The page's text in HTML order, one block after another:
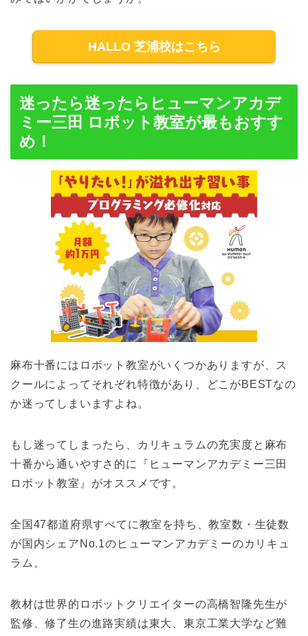
HALLO 芝浦校はこちら
迷ったら迷ったらヒューマンアカデ
ミー三田 ロボット教室が最もおすす
め！
麻布十番にはロボット教室がいくつかありますが、ス
クールによってそれぞれ特徴があり、どこがBESTなの
か迷ってしまいますよね。
もし迷ってしまったら、カリキュラムの充実度と麻布
十番から通いやすさ的に『ヒューマンアカデミー三田
ロボット教室』がオススメです。
全国47都道府県すべてに教室を持ち、教室数・生徒数
が国内シェアNo.1のヒューマンアカデミーのカリキュ
ラム。
教材は世界的ロボットクリエイターの高橋智隆先生が
監修、修了生の進路実績は東大、東京工業大学など難